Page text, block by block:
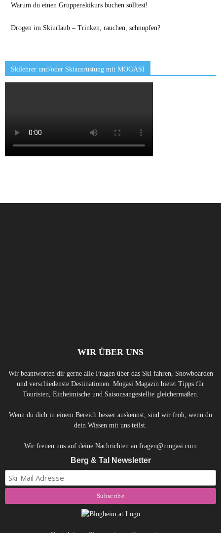
Warum du einen Gruppenskikurs buchen solltest!
Drogen im Skiurlaub – Trinken, rauchen, schnupfen?
Skilehrer und/oder Skiausrüstung mit MOGASI
WIR ÜBER UNS
Wir beantworten dir gerne alle Fragen über das Ski fahren, Snowboarden
und verschiedenste Destinationen. Mogasi Magazin bietet Tipps für
Touristen, Einheimische und Saisonsangestellte gleichermaßen.
Wenn du dich in einem Bereich besser auskennst, sind wir froh, wenn du
dein Wissen mit uns teilst.
Wir freuen uns auf deine Nachrichten an fragen@mogasi.com
Berg & Tal Newsletter